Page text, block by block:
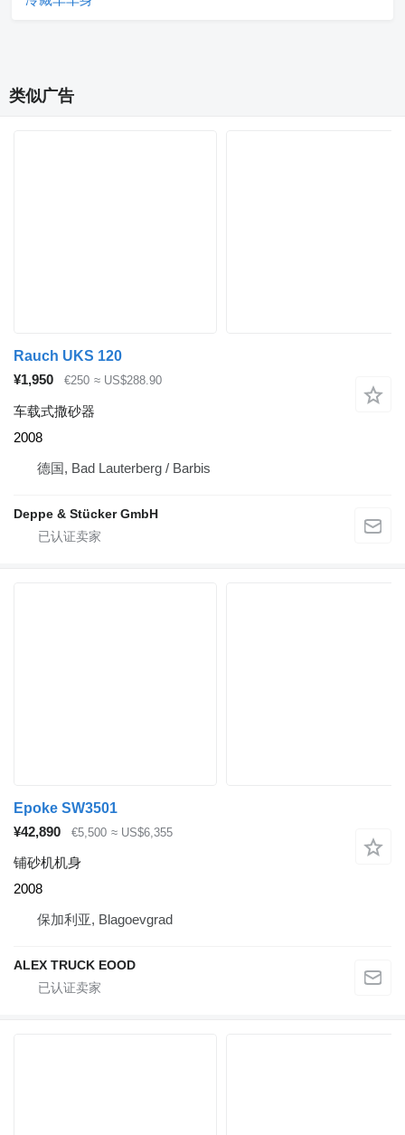
类似广告
Rauch UKS 120
¥1,950
€250 ≈ US$288.90
车载式撒砂器
2008
德国, Bad Lauterberg / Barbis
Deppe & Stücker GmbH
Epoke SW3501
¥42,890
€5,500 ≈ US$6,355
铺砂机机身
2008
保加利亚, Blagoevgrad
ALEX TRUCK EOOD